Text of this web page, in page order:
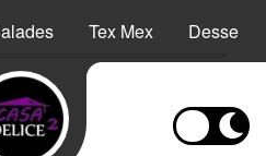
Tex Mex Desserts